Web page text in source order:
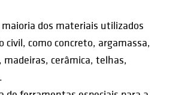
dos materiais utilizados
civil, como concreto, argamassa,
madeiras, cerâmica, telhas,